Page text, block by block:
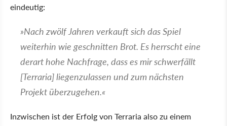
eindeutig:
Nach zwölf Jahren verkauft sich das Spiel
weiterhin wie geschnitten Brot. Es herrscht eine
derart hohe Nachfrage, dass es mir schwerfällt
[Terraria] liegenzulassen und zum nächsten
Projekt überzugehen.
Inzwischen ist der Erfolg von Terraria also zu einem